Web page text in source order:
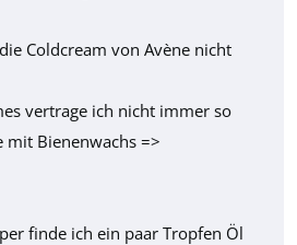
Coldcream von Avène nicht
vertrage ich nicht immer so
mit Bienenwachs =>
finde ich ein paar Tropfen Öl